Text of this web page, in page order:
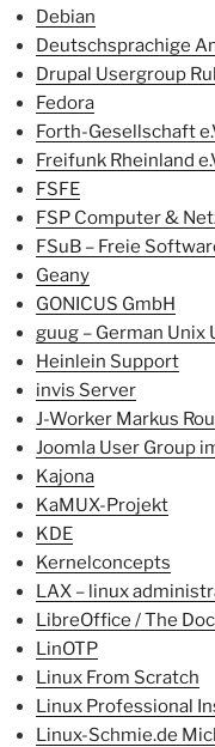
Debian
Deutschsprachige
Drupal Usergroup
Fedora
Forth-Gesellschaft
Freifunk Rheinland
FSFE
FSP Computer &
FSuB – Freie
Geany
GONICUS GmbH
guug – German Unix
Heinlein Support
invis Server
J-Worker Markus
Joomla User Group
Kajona
KaMUX-Projekt
KDE
Kernelconcepts
LAX – linux
LibreOffice / The
LinOTP
Linux From Scratch
Linux Professional
Linux-Schmie.de